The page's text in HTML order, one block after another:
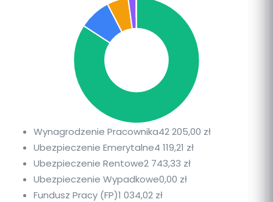
Wynagrodzenie Pracownika42 205,00 zł
Ubezpieczenie Emerytalne4 119,21 zł
Ubezpieczenie Rentowe2 743,33 zł
Ubezpieczenie Wypadkowe0,00 zł
Fundusz Pracy (FP)1 034,02 zł